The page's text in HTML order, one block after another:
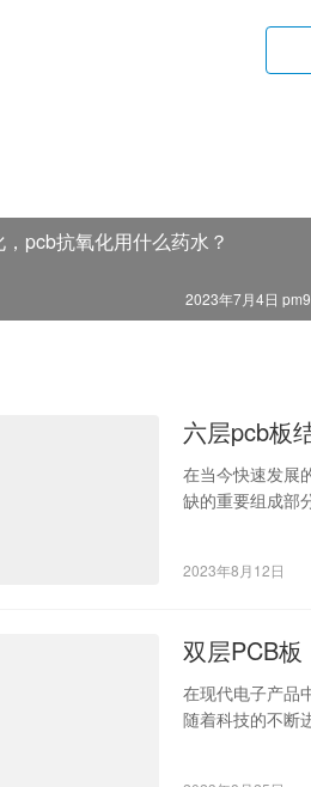
pcb抗氧化用什么药水？
2023年7月4日
六层pcb板
在当今快速发展
缺的重要组成部
2023年8月12日
双层PCB
在现代电子产品
随着科技的不断